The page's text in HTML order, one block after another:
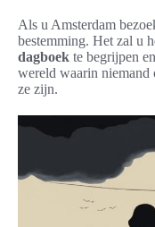
Als u Amsterdam
bestemming. Het zal u
dagboek te begrijpen
wereld waarin
ze zijn.